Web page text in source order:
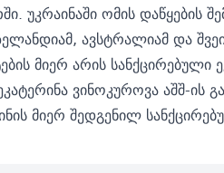
უკრაინაში ომის
ავსტრალიამ და
მიერ არის
ვინოკუროვა აშშ-ის
მიერ შედგენილ